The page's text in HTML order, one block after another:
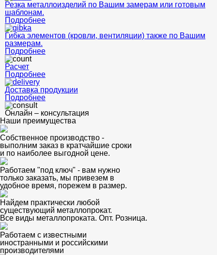
Резка металлоизделий по Вашим замерам или готовым
шаблонам.
Подробнее
Гибка элементов (кровли, вентиляции) также по Вашим
размерам.
Подробнее
Расчет
Подробнее
Доставка продукции
Подробнее
Онлайн – консультация
Наши преимущества
Собственное производство -
выполним заказ в кратчайшие сроки
и по наиболее выгодной цене.
Работаем "под ключ" - вам нужно
только заказать, мы привезем в
удобное время, порежем в размер.
Найдем практически любой
существующий металлопрокат.
Все виды металлопроката. Опт. Розница.
Работаем с известными
иностранными и российскими
производителями